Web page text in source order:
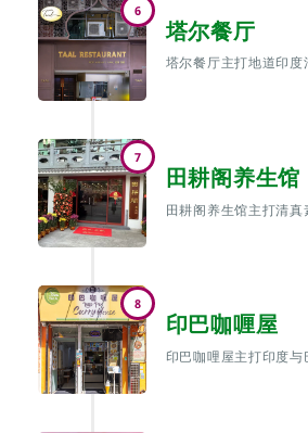
6
塔尔餐厅
塔尔餐厅主打地道印度
7
田耕阁养生馆
田耕阁养生馆主打清
8
印巴咖喱屋
印巴咖哩屋主打印度与